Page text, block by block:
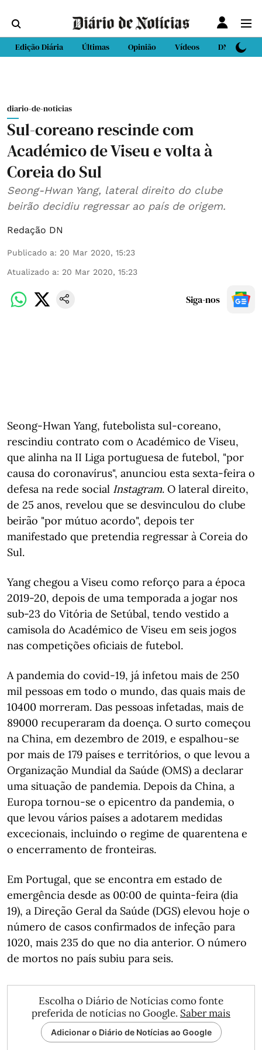
Edição Diária Últimas Opinião Vídeos DN Sport
diario-de-noticias
Sul-coreano rescinde com
Académico de Viseu e volta à
Coreia do Sul
Seong-Hwan Yang, lateral direito do clube
beirão decidiu regressar ao país de origem.
Redação DN
Publicado a: 20 Mar 2020, 15:23
Atualizado a: 20 Mar 2020, 15:23
Siga-nos
Seong-Hwan Yang, futebolista sul-coreano,
rescindiu contrato com o Académico de Viseu,
que alinha na II Liga portuguesa de futebol, "por
causa do coronavírus", anunciou esta sexta-feira o
defesa na rede social Instagram. O lateral direito,
de 25 anos, revelou que se desvinculou do clube
beirão "por mútuo acordo", depois ter
manifestado que pretendia regressar à Coreia do
Sul.
Yang chegou a Viseu como reforço para a época
2019-20, depois de uma temporada a jogar nos
sub-23 do Vitória de Setúbal, tendo vestido a
camisola do Académico de Viseu em seis jogos
nas competições oficiais de futebol.
A pandemia do covid-19, já infetou mais de 250
mil pessoas em todo o mundo, das quais mais de
10400 morreram. Das pessoas infetadas, mais de
89000 recuperaram da doença. O surto começou
na China, em dezembro de 2019, e espalhou-se
por mais de 179 países e territórios, o que levou a
Organização Mundial da Saúde (OMS) a declarar
uma situação de pandemia. Depois da China, a
Europa tornou-se o epicentro da pandemia, o
que levou vários países a adotarem medidas
excecionais, incluindo o regime de quarentena e
o encerramento de fronteiras.
Em Portugal, que se encontra em estado de
emergência desde as 00:00 de quinta-feira (dia
19), a Direção Geral da Saúde (DGS) elevou hoje o
número de casos confirmados de infeção para
1020, mais 235 do que no dia anterior. O número
de mortos no país subiu para seis.
Escolha o Diário de Notícias como fonte
preferida de notícias no Google. Saber mais
Adicionar o Diário de Notícias ao Google